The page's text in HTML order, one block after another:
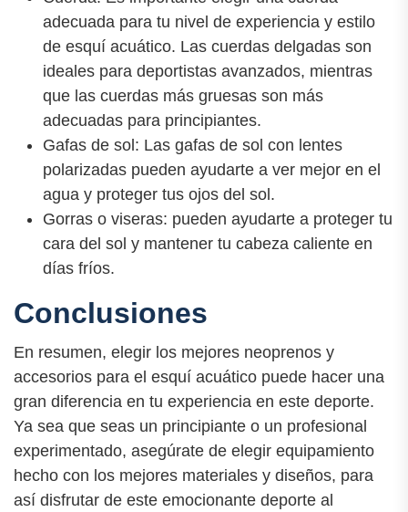
adecuada para tu nivel de experiencia y estilo
de esquí acuático. Las cuerdas delgadas son
ideales para deportistas avanzados, mientras
que las cuerdas más gruesas son más
adecuadas para principiantes.
Gafas de sol: Las gafas de sol con lentes
polarizadas pueden ayudarte a ver mejor en el
agua y proteger tus ojos del sol.
Gorras o viseras: pueden ayudarte a proteger tu
cara del sol y mantener tu cabeza caliente en
días fríos.
Conclusiones
En resumen, elegir los mejores neoprenos y
accesorios para el esquí acuático puede hacer una
gran diferencia en tu experiencia en este deporte.
Ya sea que seas un principiante o un profesional
experimentado, asegúrate de elegir equipamiento
hecho con los mejores materiales y diseños, para
así disfrutar de este emocionante deporte al